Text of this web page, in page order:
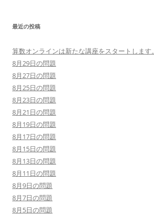
最近の投稿
算数オンラインは新たな講座をスタートします。
8月29日の問題
8月27日の問題
8月25日の問題
8月23日の問題
8月21日の問題
8月19日の問題
8月17日の問題
8月15日の問題
8月13日の問題
8月11日の問題
8月9日の問題
8月7日の問題
8月5日の問題